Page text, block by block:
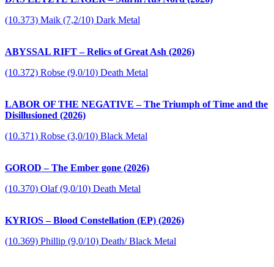
(10.373) Maik (7,2/10) Dark Metal
ABYSSAL RIFT – Relics of Great Ash (2026)
(10.372) Robse (9,0/10) Death Metal
LABOR OF THE NEGATIVE – The Triumph of Time and the
Disillusioned (2026)
(10.371) Robse (3,0/10) Black Metal
GOROD – The Ember gone (2026)
(10.370) Olaf (9,0/10) Death Metal
KYRIOS – Blood Constellation (EP) (2026)
(10.369) Phillip (9,0/10) Death/ Black Metal